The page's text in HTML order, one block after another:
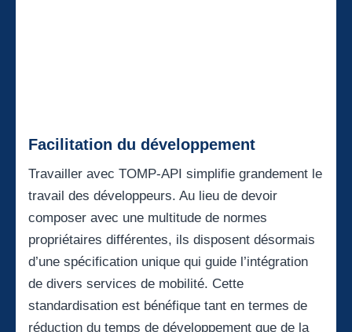
Facilitation du développement
Travailler avec TOMP-API simplifie grandement le
travail des développeurs. Au lieu de devoir
composer avec une multitude de normes
propriétaires différentes, ils disposent désormais
d’une spécification unique qui guide l’intégration
de divers services de mobilité. Cette
standardisation est bénéfique tant en termes de
réduction du temps de développement que de la